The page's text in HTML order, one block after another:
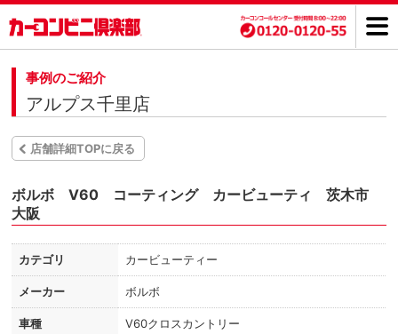
事例のご紹介
アルプス千里店
店舗詳細TOPに戻る
ボルボ V60 コーティング カービューティ 茨木市
大阪
カテゴリ カービューティー
メーカー ボルボ
車種 V60クロスカントリー